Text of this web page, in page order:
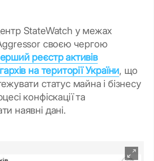
StateWatch у межах
своєю чергою
реєстр активів
на території України, що
статус майна і бізнесу
конфіскації та
наявні дані.